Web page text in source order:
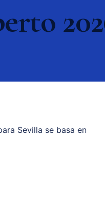
Sevilla se basa en